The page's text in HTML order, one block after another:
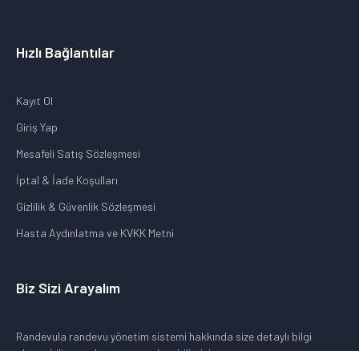
Hızlı Bağlantılar
Kayıt Ol
Giriş Yap
Mesafeli Satış Sözleşmesi
İptal & İade Koşulları
Gizlilik & Güvenlik Sözleşmesi
Hasta Aydınlatma ve KVKK Metni
Biz Sizi Arayalım
Randevula randevu yönetim sistemi hakkında size detaylı bilgi